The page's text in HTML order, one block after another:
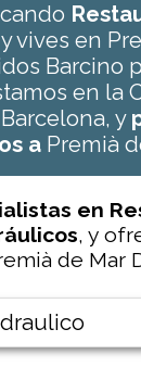
y vives en
Barcino
en la
y
a Premià
en
, y
de Mar